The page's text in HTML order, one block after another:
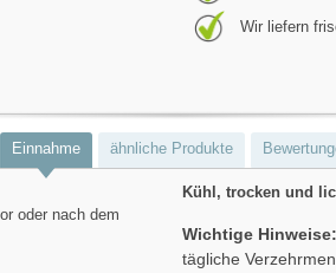
Wir liefern
Einnahme ähnliche Produkte
oder nach dem
Kühl, trocken und
Wichtige Hinweise:
tägliche